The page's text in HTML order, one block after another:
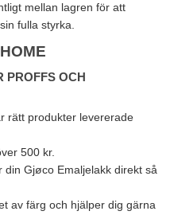
mellan lagren för att
fulla styrka.
PROFFS OCH
rätt produkter levererade
500 kr.
din Gjøco Emaljelakk direkt så
av färg och hjälper dig gärna